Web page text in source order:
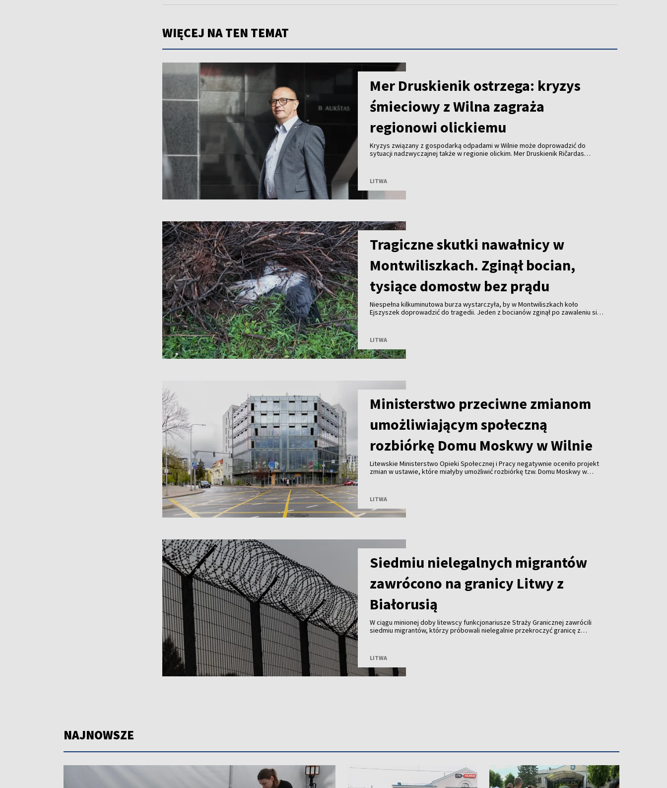
WIĘCEJ NA TEN TEMAT
Mer Druskienik ostrzega: kryzys
śmieciowy z Wilna zagraża
regionowi olickiemu
Kryzys związany z gospodarką odpadami w Wilnie może doprowadzić do
sytuacji nadzwyczajnej także w regionie olickim. Mer Druskienik Ričardas
LITWA
Tragiczne skutki nawałnicy w
Montwiliszkach. Zginął bocian,
tysiące domostw bez prądu
Niespełna kilkuminutowa burza wystarczyła, by w Montwiliszkach koło
Ejszyszek doprowadzić do tragedii. Jeden z bocianów zginął po zawaleniu się
LITWA
Ministerstwo przeciwne zmianom
umożliwiającym społeczną
rozbiórkę Domu Moskwy w Wilnie
Litewskie Ministerstwo Opieki Społecznej i Pracy negatywnie oceniło projekt
zmian w ustawie, które miałyby umożliwić rozbiórkę tzw. Domu Moskwy w
LITWA
Siedmiu nielegalnych migrantów
zawrócono na granicy Litwy z
Białorusią
W ciągu minionej doby litewscy funkcjonariusze Straży Granicznej zawrócili
siedmiu migrantów, którzy próbowali nielegalnie przekroczyć granicę z
LITWA
NAJNOWSZE